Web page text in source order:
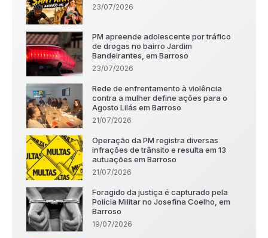
23/07/2026
PM apreende adolescente por tráfico
de drogas no bairro Jardim
Bandeirantes, em Barroso
23/07/2026
Rede de enfrentamento à violência
contra a mulher define ações para o
Agosto Lilás em Barroso
21/07/2026
Operação da PM registra diversas
infrações de trânsito e resulta em 13
autuações em Barroso
21/07/2026
Foragido da justiça é capturado pela
Polícia Militar no Josefina Coelho, em
Barroso
19/07/2026